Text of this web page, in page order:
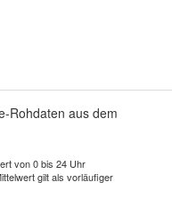
Rohdaten aus dem
von 0 bis 24 Uhr
gilt als vorläufiger